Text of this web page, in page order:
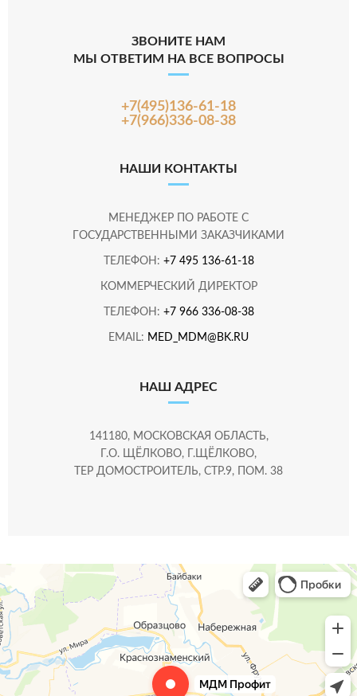
ЗВОНИТЕ НАМ
МЫ ОТВЕТИМ НА ВСЕ ВОПРОСЫ
+7(495)136-61-18
+7(966)336-08-38
НАШИ КОНТАКТЫ
МЕНЕДЖЕР ПО РАБОТЕ С
ГОСУДАРСТВЕННЫМИ ЗАКАЗЧИКАМИ
ТЕЛЕФОН: +7 495 136-61-18
КОММЕРЧЕСКИЙ ДИРЕКТОР
ТЕЛЕФОН: +7 966 336-08-38
EMAIL: MED_MDM@BK.RU
НАШ АДРЕС
141180, МОСКОВСКАЯ ОБЛАСТЬ,
Г.О. ЩЁЛКОВО, Г.ЩЁЛКОВО,
ТЕР ДОМОСТРОИТЕЛЬ, СТР.9, ПОМ. 38